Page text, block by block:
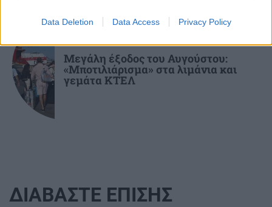
Data Deletion Data Access Privacy Policy
Μεγάλη έξοδος του Αυγούστου:
«Μποτιλιάρισμα» στα λιμάνια και
γεμάτα ΚΤΕΛ
ΔΙΑΒΑΣΤΕ ΕΠΙΣΗΣ